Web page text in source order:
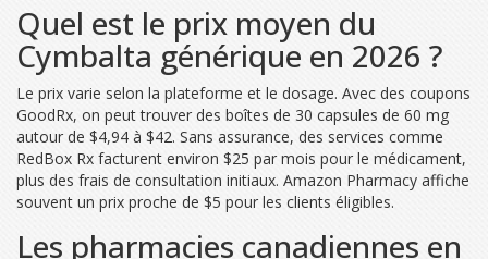
Quel est le prix moyen du
Cymbalta générique en 2026 ?
Le prix varie selon la plateforme et le dosage. Avec des coupons
GoodRx, on peut trouver des boîtes de 30 capsules de 60 mg
autour de $4,94 à $42. Sans assurance, des services comme
RedBox Rx facturent environ $25 par mois pour le médicament,
plus des frais de consultation initiaux. Amazon Pharmacy affiche
souvent un prix proche de $5 pour les clients éligibles.
Les pharmacies canadiennes en